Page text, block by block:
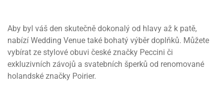
Aby byl váš den skutečně dokonalý od hlavy až k patě,
nabízí Wedding Venue také bohatý výběr doplňků. Můžete
vybírat ze stylové obuvi české značky Peccini či
exkluzivních závojů a svatebních šperků od renomované
holandské značky Poirier.